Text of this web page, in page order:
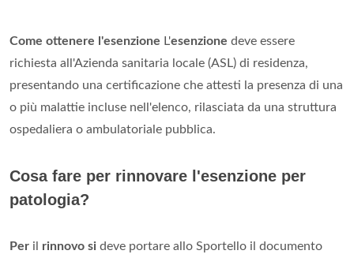
Come ottenere l'esenzione L'esenzione deve essere
richiesta all'Azienda sanitaria locale (ASL) di residenza,
presentando una certificazione che attesti la presenza di una
o più malattie incluse nell'elenco, rilasciata da una struttura
ospedaliera o ambulatoriale pubblica.
Cosa fare per rinnovare l'esenzione per
patologia?
Per il rinnovo si deve portare allo Sportello il documento